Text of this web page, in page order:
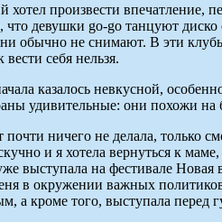
хотел произвести впечатление,
девушки go-go танцуют
обычно не снимают. В эти
вести себя нельзя.
казалось невкусной,
удивительные: они похожи
почти ничего не делала, только
и я хотела вернуться к
выступала на фестивале Новая
в окружении важных
а кроме того, выступала перед